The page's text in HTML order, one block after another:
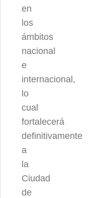
en
los
ámbitos
nacional
e
internacional,
lo
cual
fortalecerá
definitivamente
a
la
Ciudad
de